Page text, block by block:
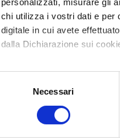
personalizzati, misurare gli
chi utilizza i vostri dati e per
digitale in cui avete
dalla Dichiarazione sui
Con il tuo consenso,
raccogliere
digitali).
Necessari
la
Per
real-
e